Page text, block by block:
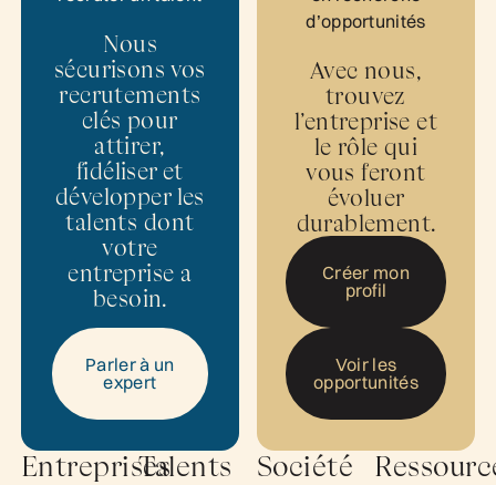
Nous
sécurisons vos
recrutements
clés pour
attirer,
fidéliser et
développer les
talents dont
votre
entreprise a
besoin.
Parler à un expert
Parler à un
expert
d’opportunités
Avec nous,
trouvez
l’entreprise et
le rôle qui
vous feront
évoluer
durablement.
Créer mon
Créer mon
profil
Voir les
Voir les
opportunités
EntreprisesTalents Société